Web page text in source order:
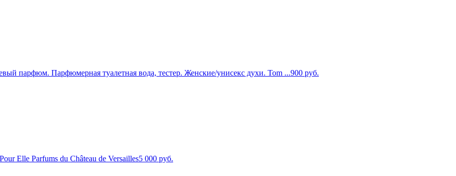
парфюм. Парфюмерная туалетная вода, тестер. Женские/унисекс духи. Tom ...900 руб.
Elle Parfums du Château de Versailles5 000 руб.